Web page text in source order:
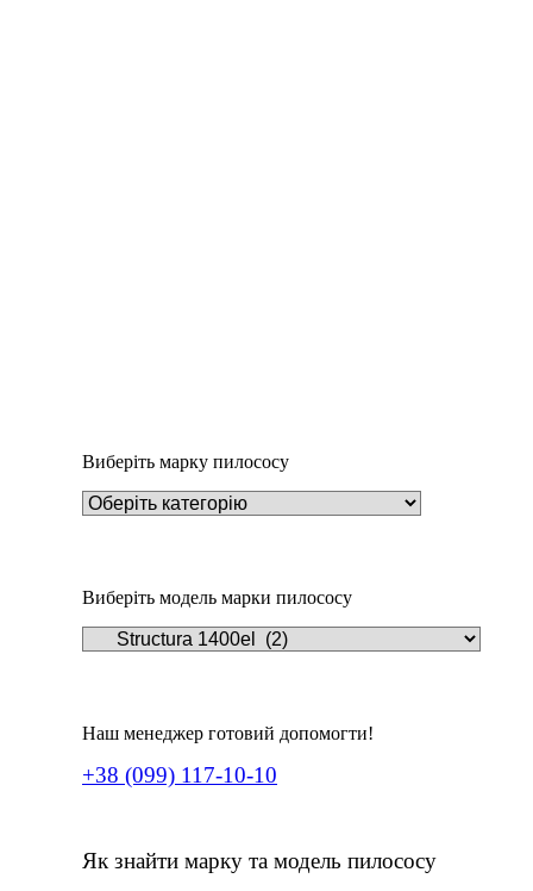
Виберіть марку пилососу
Виберіть модель марки пилососу
Наш менеджер готовий допомогти!
+38 (099) 117-10-10
Як знайти марку та модель пилососу